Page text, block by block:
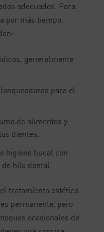
adecuados. Para
por más tiempo,
generalmente
para el
de alimentos y
dientes.
higiene bucal con
hilo dental.
tratamiento estético
permanente, pero
ocasionales de